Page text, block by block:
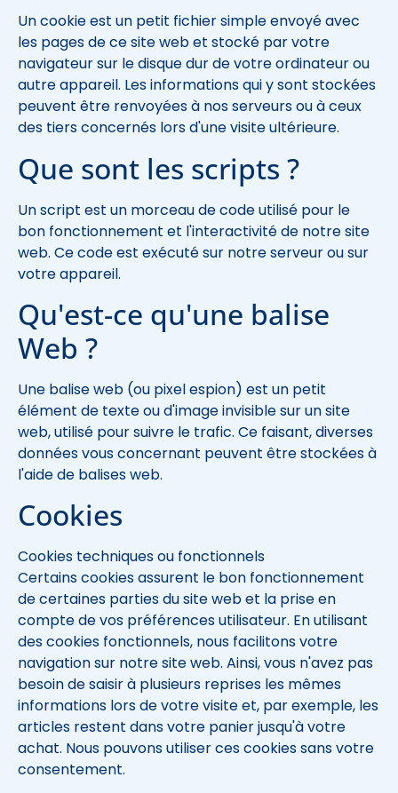
Un cookie est un petit fichier simple envoyé avec
les pages de ce site web et stocké par votre
navigateur sur le disque dur de votre ordinateur ou
autre appareil. Les informations qui y sont stockées
peuvent être renvoyées à nos serveurs ou à ceux
des tiers concernés lors d'une visite ultérieure.
Que sont les scripts ?
Un script est un morceau de code utilisé pour le
bon fonctionnement et l'interactivité de notre site
web. Ce code est exécuté sur notre serveur ou sur
votre appareil.
Qu'est-ce qu'une balise
Web ?
Une balise web (ou pixel espion) est un petit
élément de texte ou d'image invisible sur un site
web, utilisé pour suivre le trafic. Ce faisant, diverses
données vous concernant peuvent être stockées à
l'aide de balises web.
Cookies
Cookies techniques ou fonctionnels
Certains cookies assurent le bon fonctionnement
de certaines parties du site web et la prise en
compte de vos préférences utilisateur. En utilisant
des cookies fonctionnels, nous facilitons votre
navigation sur notre site web. Ainsi, vous n'avez pas
besoin de saisir à plusieurs reprises les mêmes
informations lors de votre visite et, par exemple, les
articles restent dans votre panier jusqu'à votre
achat. Nous pouvons utiliser ces cookies sans votre
consentement.